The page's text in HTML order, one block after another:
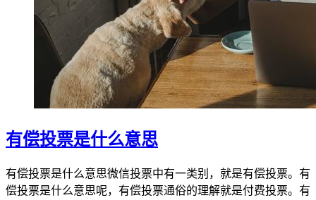
有偿投票是什么意思
有偿投票是什么意思微信投票中有一类别，就是有偿投票。有
偿投票是什么意思呢，有偿投票通俗的理解就是付费投票。有